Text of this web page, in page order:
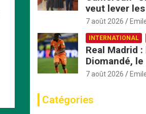
veut lever
accélérer
économique
7 août 2026
INTERNATIONAL
Real Madrid :
Diomandé,
africain à
7 août 2026
Catégories